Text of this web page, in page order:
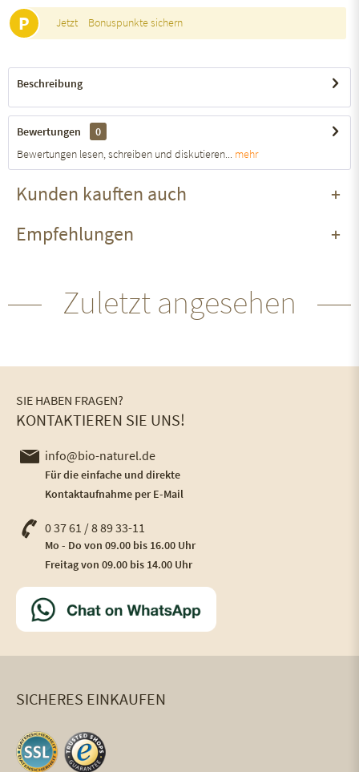
P Jetzt Bonuspunkte sichern
Beschreibung
Bewertungen
0
Bewertungen lesen, schreiben und diskutieren... mehr
Kunden kauften auch
Empfehlungen
Zuletzt angesehen
SIE HABEN FRAGEN?
KONTAKTIEREN SIE UNS!
info@bio-naturel.de
Für die einfache und direkte
Kontaktaufnahme per E-Mail
0 37 61 / 8 89 33-11
Mo - Do von 09.00 bis 16.00 Uhr
Freitag von 09.00 bis 14.00 Uhr
SICHERES EINKAUFEN